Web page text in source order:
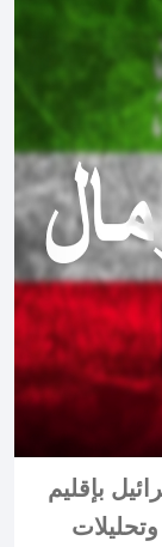
بإقليم